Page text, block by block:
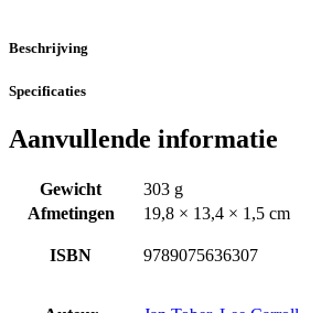
Beschrijving
Specificaties
Aanvullende informatie
Gewicht
303 g
Afmetingen
19,8 × 13,4 × 1,5 cm
ISBN 9789075636307